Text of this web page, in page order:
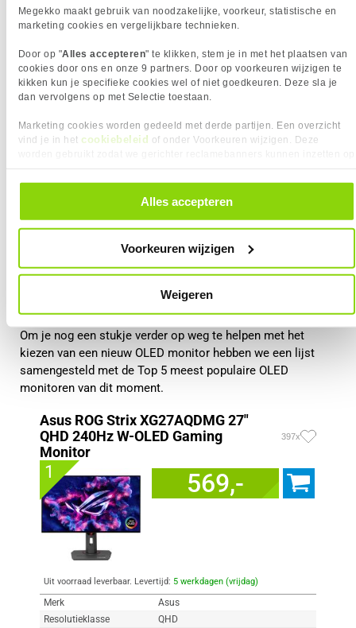
Megekko maakt gebruik van noodzakelijke, voorkeur, statistische en
marketing cookies en vergelijkbare technieken.
Door op "Alles accepteren" te klikken, stem je in met het plaatsen van
cookies door ons en onze 9 partners. Door op voorkeuren wijzigen te
kikken kun je specifieke cookies wel of niet goedkeuren. Deze sla je
dan vervolgens op met Selectie toestaan.
Marketing cookies worden gedeeld met derde partijen. Een overzicht
vind je in het cookiebeleid of onder Voorkeuren wijzigen. Deze
alle cookies. Je kunt je gegeven toestemming altijd intrekken, dit doe je
door in de footer van onze website te klikken op ‘Cookievoorkeuren’
Alles accepteren
Voorkeuren wijzigen
Weigeren
refresh rates zorgt dit voor een indrukwekkende
beeldkwaliteit, zowel bij gaming als bij films en andere
Ben je op zoek naar een monitor met maximale
beeldkwaliteit en de nieuwste displaytechnologie? Dan kan
Waarom kiezen voor een OLED monitor?
Vrijwel oneindig contrast
Extreem snelle responstijd
Zeer levendige kleuren
Top 5 OLED monitoren
Om je nog een stukje verder op weg te helpen met het
kiezen van een nieuw OLED monitor hebben we een lijst
samengesteld met de Top 5 meest populaire OLED
monitoren van dit moment.
Asus ROG Strix XG27AQDMG 27"
QHD 240Hz W-OLED Gaming
Monitor
397x
1 569,-
Uit voorraad leverbaar. Levertijd: 5 werkdagen (vrijdag)
Merk
Asus
Resolutieklasse
QHD